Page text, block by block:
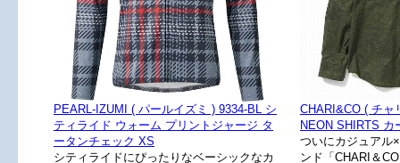
PEARL-IZUMI ( パールイズミ ) 9334-BL シ
ティライド ウォーム プリントジャージ タ
ータンチェック XS
シティライドにぴったりなベーシックなカ
CHARI&CO ( チャ
NEON SHIRTS カ
ついにカジュアル
ンド「CHARI＆